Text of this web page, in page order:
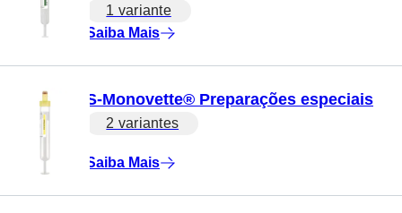
1 variante
Saiba Mais
S-Monovette® Preparações especiais
2 variantes
Saiba Mais